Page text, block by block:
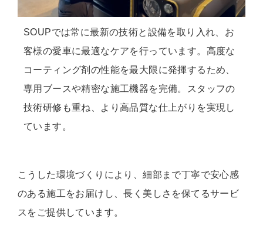
SOUPでは常に最新の技術と設備を取り入れ、お
客様の愛車に最適なケアを行っています。高度な
コーティング剤の性能を最大限に発揮するため、
専用ブースや精密な施工機器を完備。スタッフの
技術研修も重ね、より高品質な仕上がりを実現し
ています。
こうした環境づくりにより、細部まで丁寧で安心感
のある施工をお届けし、長く美しさを保てるサービ
スをご提供しています。